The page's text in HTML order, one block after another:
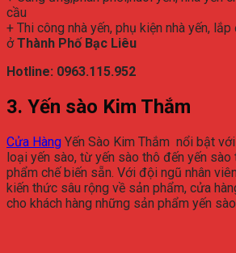
cầu
+ Thi công nhà yến, phụ kiện nhà yến,
ởThành Phố Bạc Liêu
Hotline: 0963.115.952
3. Yến sào Kim Thắm
Cửa Hàng Yến Sào Kim Thắm nổi bật
loại yến sào, từ yến sào thô đến yến sào
phẩm chế biến sẵn. Với đội ngũ nhân
kiến thức sâu rộng về sản phẩm, cửa
cho khách hàng những sản phẩm yến